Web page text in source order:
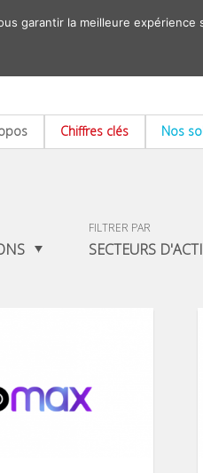
Chiffres clés Nos
FILTRER PAR
SECTEURS
garantir la meilleure